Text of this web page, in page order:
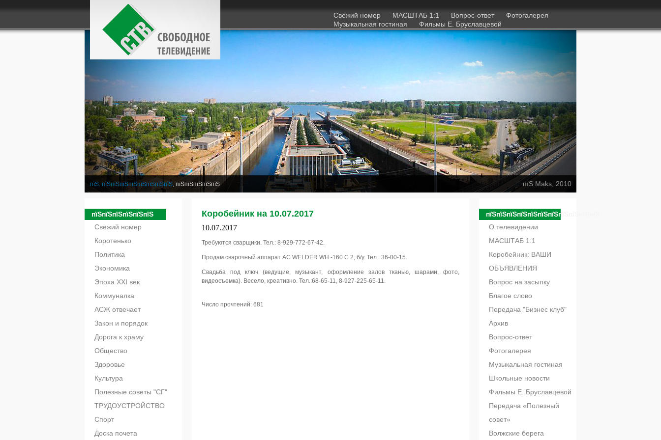
Свежий номер МАСШТАБ 1:1 Вопрос-ответ
Фотогалерея
Музыкальная гостиная
Фильмы Е. Бруславцевой
пїЅ. пїЅпїЅпїЅпїЅпїЅпїЅпїЅпїЅ, пїЅпїЅпїЅпїЅпїЅ пїЅ Maks, 2010
пїЅпїЅпїЅпїЅпїЅпїЅ
Свежий номер
Коротенько
Политика
Экономика
Эпоха XXI век
Коммуналка
АСЖ отвечает
Закон и порядок
Дорога к храму
Общество
Здоровье
Культура
Полезные советы "СГ"
ТРУДОУСТРОЙСТВО
Спорт
Доска почета
Коробейник на 10.07.2017
10.07.2017
Требуются сварщики. Тел.: 8-929-772-67-42.
Продам сварочный аппарат AC WELDER WH -160 C 2, б/у. Тел.: 36-00-15.
Свадьба под ключ (ведущие, музыкант, оформление залов тканью, шарами, фото,
видеосъемка). Весело, креативно. Тел.:68-65-11, 8-927-225-65-11.
Число прочтений: 681
пїЅпїЅпїЅпїЅпїЅпїЅпїЅпїЅпїЅпїЅпїЅ
О телевидении
МАСШТАБ 1:1
Коробейник: ВАШИ
ОБЪЯВЛЕНИЯ
Вопрос на засыпку
Благое слово
Передача "Бизнес клуб"
Архив
Вопрос-ответ
Фотогалерея
Музыкальная гостиная
Школьные новости
Фильмы Е. Бруславцевой
Передача «Полезный
совет»
Волжские берега